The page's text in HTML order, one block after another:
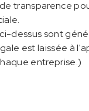
transparence
dessus sont
est laissée à
entreprise.)